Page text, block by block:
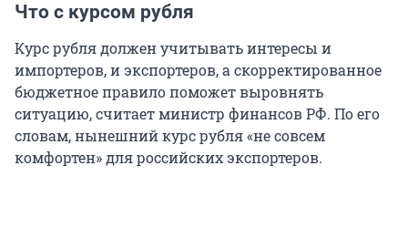
Что с курсом рубля
Курс рубля должен учитывать интересы и
импортеров, и экспортеров, а скорректированное
бюджетное правило поможет выровнять
ситуацию, считает министр финансов РФ. По его
словам, нынешний курс рубля «не совсем
комфортен» для российских экспортеров.